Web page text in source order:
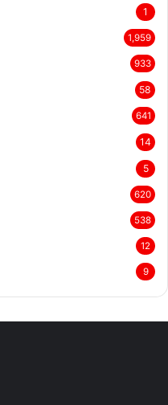
1
1,959
933
58
641
14
5
620
538
12
9